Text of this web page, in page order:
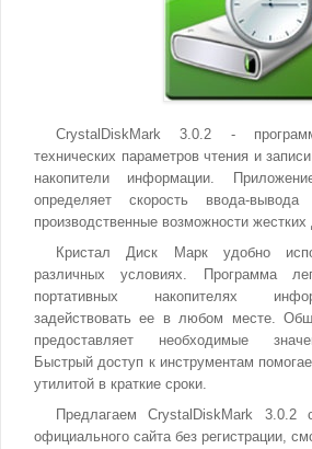
CrystalDiskMark 3.0.2 -
технических параметров чтения и
накопители информации.
определяет скорость ввода-
производственные возможности жестких
Кристал Диск Марк удобно
различных условиях. Программа
портативных накопителях
задействовать ее в любом месте.
предоставляет необходимые
Быстрый доступ к инструментам
утилитой в краткие сроки.
Предлагаем CrystalDiskMark 3.0.2
официального сайта без регистрации,